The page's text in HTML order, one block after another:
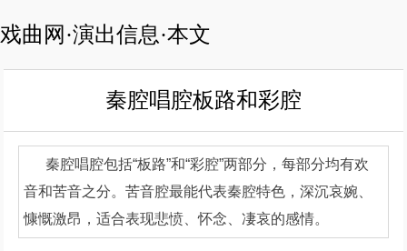
戏曲网·演出信息·本文
秦腔唱腔板路和彩腔
秦腔唱腔包括“板路”和“彩腔”两部分，每部分均有欢
音和苦音之分。苦音腔最能代表秦腔特色，深沉哀婉、
慷慨激昂，适合表现悲愤、怀念、凄哀的感情。